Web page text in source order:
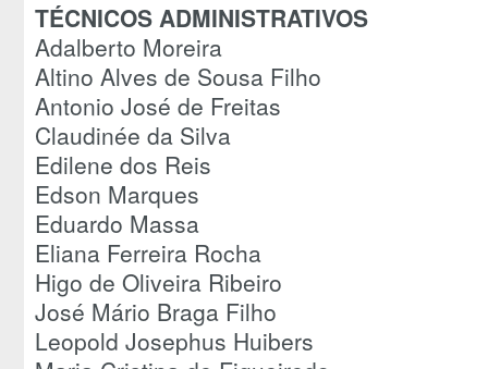
TÉCNICOS ADMINISTRATIVOS
Adalberto Moreira
Altino Alves de Sousa Filho
Antonio José de Freitas
Claudinée da Silva
Edilene dos Reis
Edson Marques
Eduardo Massa
Eliana Ferreira Rocha
Higo de Oliveira Ribeiro
José Mário Braga Filho
Leopold Josephus Huibers